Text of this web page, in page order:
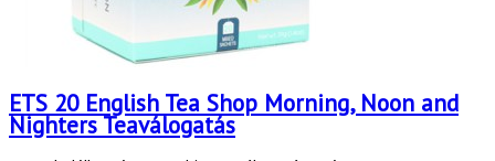
ETS 20 English Tea Shop Morning, Noon and
Nighters Teaválogatás